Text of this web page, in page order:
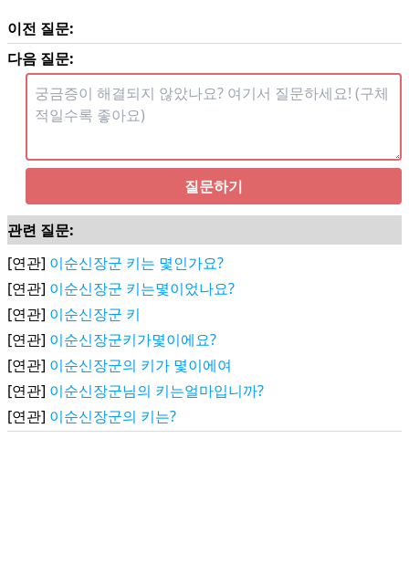
이전 질문:
다음 질문:
질문하기
관련 질문:
[연관] 이순신장군 키는 몇인가요?
[연관] 이순신장군 키는몇이었나요?
[연관] 이순신장군 키
[연관] 이순신장군키가몇이에요?
[연관] 이순신장군의 키가 몇이에여
[연관] 이순신장군님의 키는얼마입니까?
[연관] 이순신장군의 키는?